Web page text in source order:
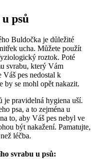
psů
Buldočka je⁤ důležité​
ucha. Můžete⁢ použít
roztok. Poté
svrabu, který Vám
‌Váš pes nedostal k
‌by se mohl opět nakazit.
je pravidelná hygiena uší.
psa, ⁣a to zejména u
to,⁢ aby Váš​ pes nebyl ve
být⁣ nakažení. Pamatujte,
léčba.
svrabu u psů: